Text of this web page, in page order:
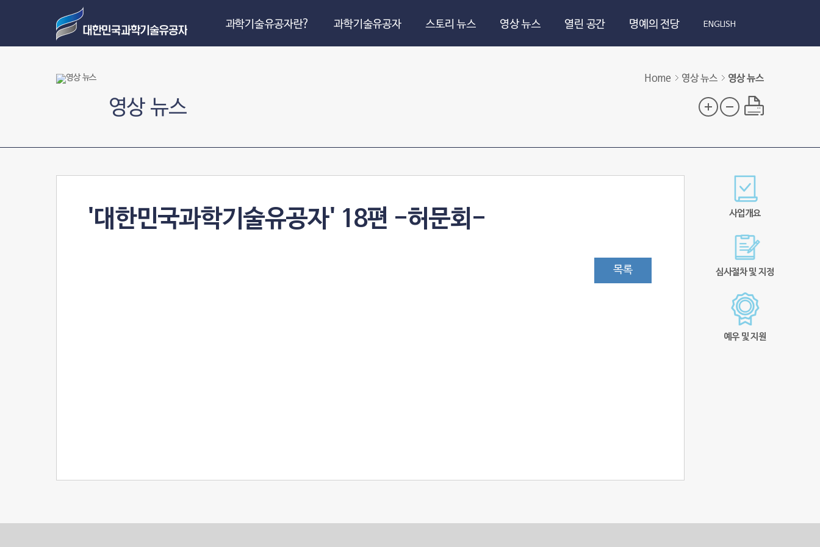
과학기술유공자란? 과학기술유공자 스토리 뉴스 영상 뉴스 열린 공간 명예의 전당 ENGLISH
Home 영상 뉴스 영상 뉴스
영상 뉴스
'대한민국과학기술유공자' 18편 -허문회-
목록
사업개요
심사절차 및 지정
예우 및 지원